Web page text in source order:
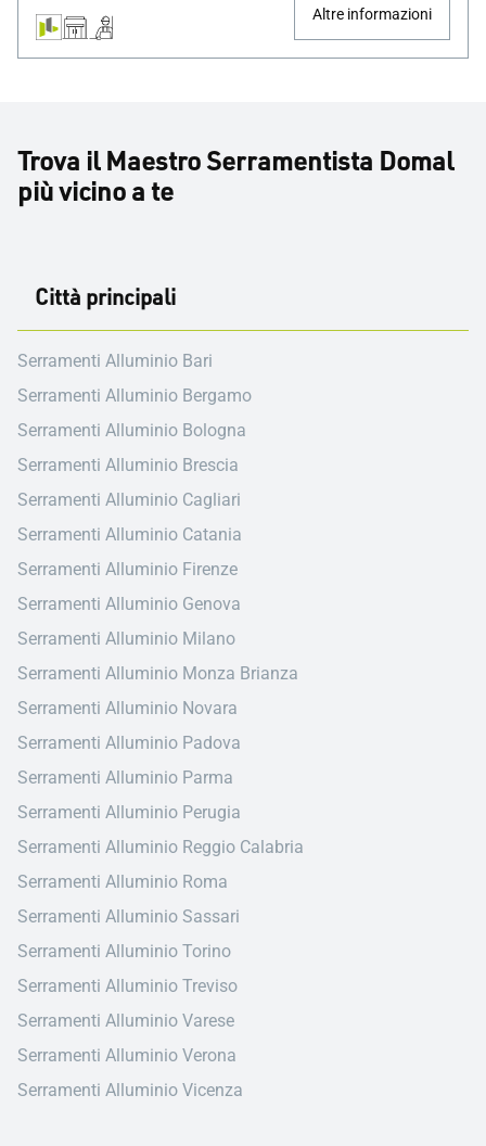
Altre informazioni
Trova il Maestro Serramentista Domal
più vicino a te
Città principali
Serramenti Alluminio Bari
Serramenti Alluminio Bergamo
Serramenti Alluminio Bologna
Serramenti Alluminio Brescia
Serramenti Alluminio Cagliari
Serramenti Alluminio Catania
Serramenti Alluminio Firenze
Serramenti Alluminio Genova
Serramenti Alluminio Milano
Serramenti Alluminio Monza Brianza
Serramenti Alluminio Novara
Serramenti Alluminio Padova
Serramenti Alluminio Parma
Serramenti Alluminio Perugia
Serramenti Alluminio Reggio Calabria
Serramenti Alluminio Roma
Serramenti Alluminio Sassari
Serramenti Alluminio Torino
Serramenti Alluminio Treviso
Serramenti Alluminio Varese
Serramenti Alluminio Verona
Serramenti Alluminio Vicenza